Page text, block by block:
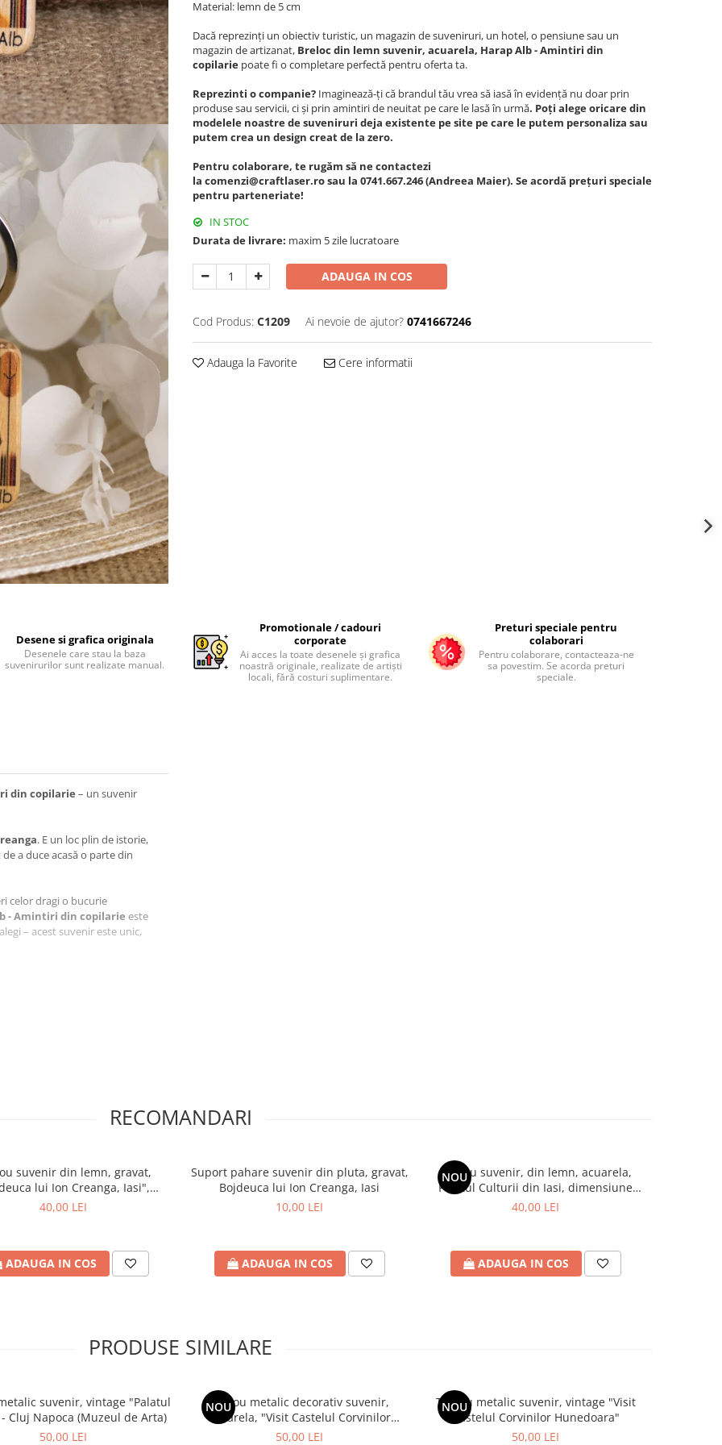
Material: lemn de 5 cm
Dacă reprezinți un obiectiv turistic, un magazin de suveniruri, un hotel, o pensiune sau un
magazin de artizanat, Breloc din lemn suvenir, acuarela, Harap Alb - Amintiri din
copilarie poate fi o completare perfectă pentru oferta ta.
Reprezinti o companie? Imaginează-ți că brandul tău vrea să iasă în evidență nu doar prin
produse sau servicii, ci și prin amintiri de neuitat pe care le lasă în urmă. Poți alege oricare din
modelele noastre de suveniruri deja existente pe site pe care le putem personaliza sau
putem crea un design creat de la zero.
Pentru colaborare, te rugăm să ne contactezi
la comenzi@craftlaser.ro sau la 0741.667.246 (Andreea Maier). Se acordă prețuri speciale
pentru parteneriate!
IN STOC
Durata de livrare: maxim 5 zile lucratoare
ADAUGA IN COS
Cod Produs: C1209 Ai nevoie de ajutor? 0741667246
Adauga la Favorite Cere informatii
Desene si grafica originala
Desenele care stau la baza
suvenirurilor sunt realizate manual.
Promotionale / cadouri
corporate
Ai acces la toate desenele și grafica
noastră originale, realizate de artiști
locali, fără costuri suplimentare.
Preturi speciale pentru
colaborari
Pentru colaborare, contacteaza-ne
sa povestim. Se acorda preturi
speciale.
din copilarie – un suvenir
. E un loc plin de istorie,
a duce acasă o parte din
celor dragi o bucurie
- Amintiri din copilarie este
– acest suvenir este unic,
sau la
pentru parteneriate!
personalizate, fiecare
– alege să le transformi în
Nica a Petrei, din Humulesti,
RECOMANDARI
suvenir din lemn, gravat,
lui Ion Creanga, Iasi",
10/15 cm, rama inclusa
40,00 LEI
ADAUGA IN COS
Suport pahare suvenir din pluta, gravat,
Bojdeuca lui Ion Creanga, Iasi
10,00 LEI
ADAUGA IN COS
NOU
Tablou suvenir, din lemn, acuarela,
Palatul Culturii din Iasi, dimensiune
10/15 cm, rama inclusa
40,00 LEI
ADAUGA IN COS
PRODUSE SIMILARE
suvenir, vintage "Palatul
Cluj Napoca (Muzeul de Arta)
50,00 LEI
NOU
Tablou metalic decorativ suvenir,
acuarela, "Visit Castelul Corvinilor
Hunedoara"
50,00 LEI
NOU
Tablou metalic suvenir, vintage "Visit
Castelul Corvinilor Hunedoara"
50,00 LEI